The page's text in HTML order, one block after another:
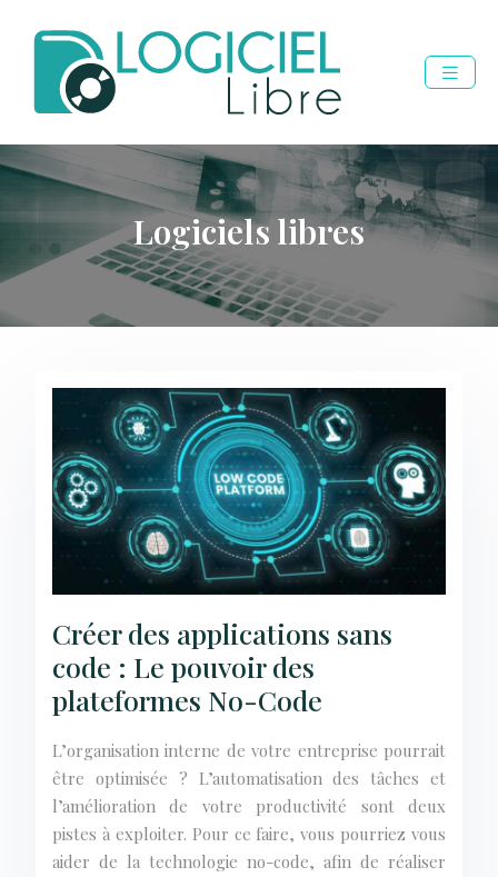
Logiciels libres
Créer des applications sans
code : Le pouvoir des
plateformes No-Code
L’organisation interne de votre entreprise pourrait
être optimisée ? L’automatisation des tâches et
l’amélioration de votre productivité sont deux
pistes à exploiter. Pour ce faire, vous pourriez vous
aider de la technologie no-code, afin de réaliser